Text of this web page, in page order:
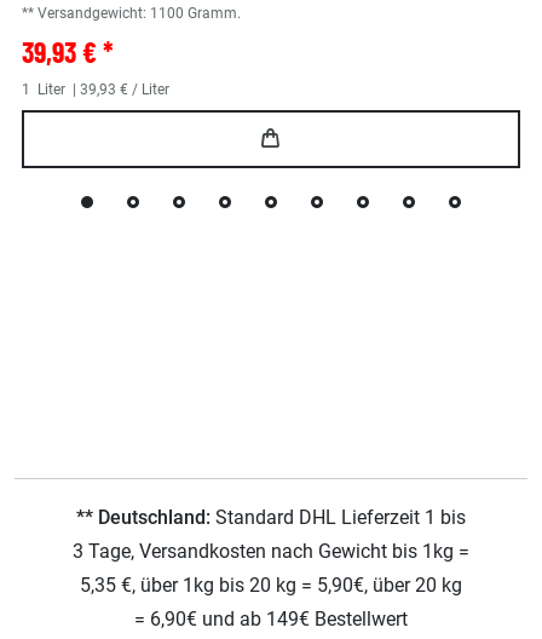
** Versandgewicht: 1100 Gramm.
39,93 € *
1 Liter | 39,93 € / Liter
** Deutschland: Standard DHL Lieferzeit 1 bis
3 Tage, Versandkosten nach Gewicht bis 1kg =
5,35 €, über 1kg bis 20 kg = 5,90€, über 20 kg
= 6,90€ und ab 149€ Bestellwert